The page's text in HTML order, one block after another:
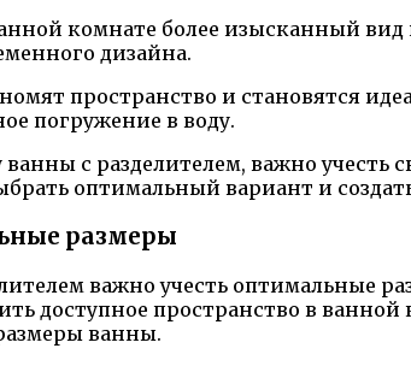
комнате более изысканный вид
дизайна.
пространство и становятся
погружение в воду.
с разделителем, важно учесть
оптимальный вариант и
размеры
важно учесть оптимальные
доступное пространство в
ванны.